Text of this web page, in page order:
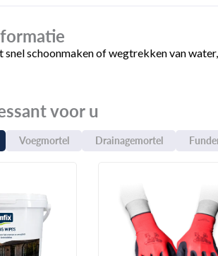
snel schoonmaken of wegtrekken van
voor u
Voegmortel Drainagemortel